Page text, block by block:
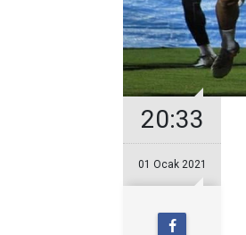
20:33
01 Ocak 2021